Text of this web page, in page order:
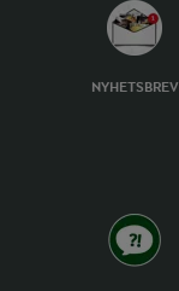
NYHETSBREV